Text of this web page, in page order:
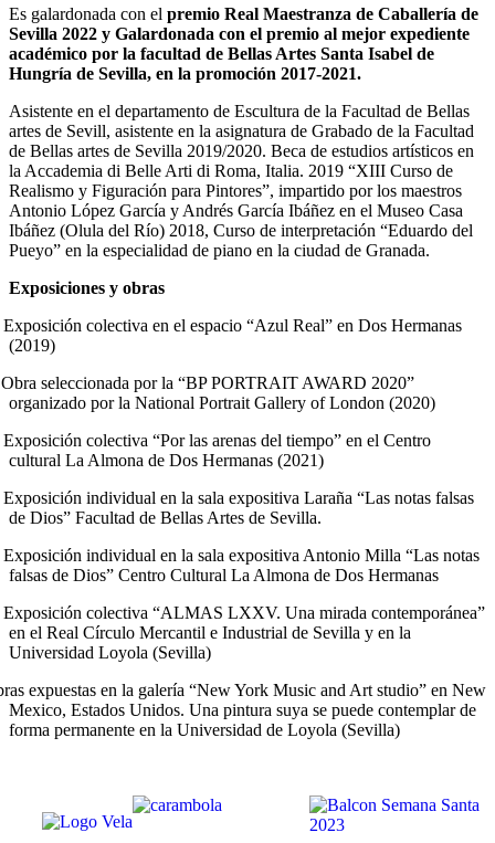
Es galardonada con el premio Real Maestranza de Caballería de
Sevilla 2022 y Galardonada con el premio al mejor expediente
académico por la facultad de Bellas Artes Santa Isabel de
Hungría de Sevilla, en la promoción 2017-2021.
Asistente en el departamento de Escultura de la Facultad de Bellas
artes de Sevill, asistente en la asignatura de Grabado de la Facultad
de Bellas artes de Sevilla 2019/2020. Beca de estudios artísticos en
la Accademia di Belle Arti di Roma, Italia. 2019 “XIII Curso de
Realismo y Figuración para Pintores”, impartido por los maestros
Antonio López García y Andrés García Ibáñez en el Museo Casa
Ibáñez (Olula del Río) 2018, Curso de interpretación “Eduardo del
Pueyo” en la especialidad de piano en la ciudad de Granada.
Exposiciones y obras
Exposición colectiva en el espacio “Azul Real” en Dos Hermanas
(2019)
Obra seleccionada por la “BP PORTRAIT AWARD 2020”
organizado por la National Portrait Gallery of London (2020)
Exposición colectiva “Por las arenas del tiempo” en el Centro
cultural La Almona de Dos Hermanas (2021)
Exposición individual en la sala expositiva Laraña “Las notas falsas
de Dios” Facultad de Bellas Artes de Sevilla.
Exposición individual en la sala expositiva Antonio Milla “Las notas
falsas de Dios” Centro Cultural La Almona de Dos Hermanas
Exposición colectiva “ALMAS LXXV. Una mirada contemporánea”
en el Real Círculo Mercantil e Industrial de Sevilla y en la
Universidad Loyola (Sevilla)
expuestas en la galería “New York Music and Art studio” en New
Mexico, Estados Unidos. Una pintura suya se puede contemplar de
forma permanente en la Universidad de Loyola (Sevilla)